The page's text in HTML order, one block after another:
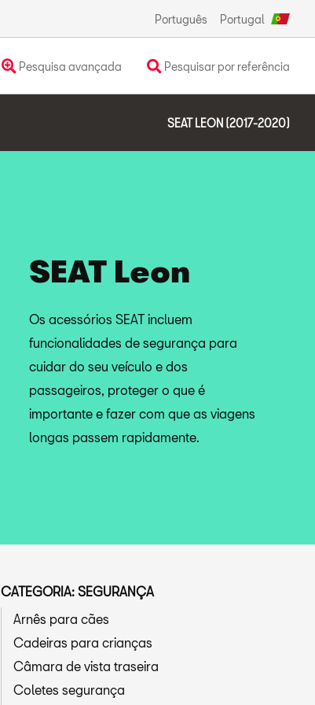
Português Portugal
Pesquisa avançada Pesquisar por referência
SEAT LEON (2017-2020)
SEAT Leon
Os acessórios SEAT incluem
funcionalidades de segurança para
cuidar do seu veículo e dos
passageiros, proteger o que é
importante e fazer com que as viagens
longas passem rapidamente.
CATEGORIA: SEGURANÇA
Arnês para cães
Cadeiras para crianças
Câmara de vista traseira
Coletes segurança